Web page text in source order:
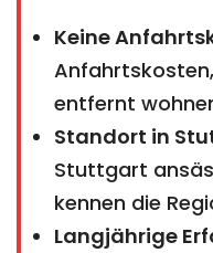
Keine
entfernt
Standort in
Stuttgart
kennen die
Langjährige